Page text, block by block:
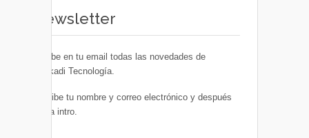
Newsletter
Recibe en tu email todas las novedades de
Euskadi Tecnología.
Escribe tu nombre y correo electrónico y después
pulsa intro.